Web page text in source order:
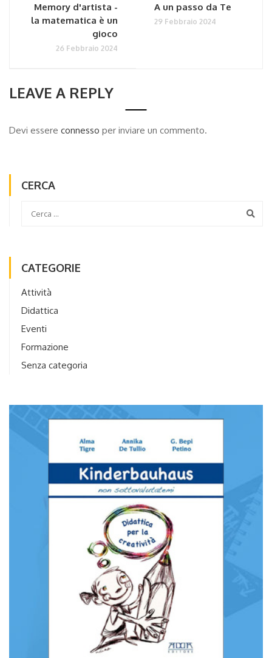
Memory d'artista -
la matematica è un
gioco
26 Febbraio 2024
A un passo da Te
29 Febbraio 2024
LEAVE A REPLY
Devi essere connesso per inviare un commento.
CERCA
CATEGORIE
Attività
Didattica
Eventi
Formazione
Senza categoria